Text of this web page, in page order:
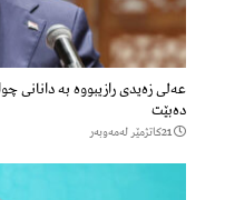
عەلی زەیدی رازیبووە بە دانانی
دەبێت
21كاتژمێر لەمەوبەر